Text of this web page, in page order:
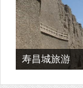
寿昌城旅游